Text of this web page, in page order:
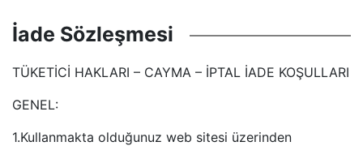
İade Sözleşmesi
TÜKETİCİ HAKLARI – CAYMA – İPTAL İADE KOŞULLARI
GENEL:
1.Kullanmakta olduğunuz web sitesi üzerinden